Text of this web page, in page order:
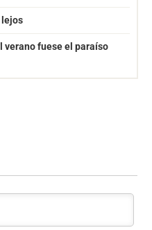
lejos
verano fuese el paraíso